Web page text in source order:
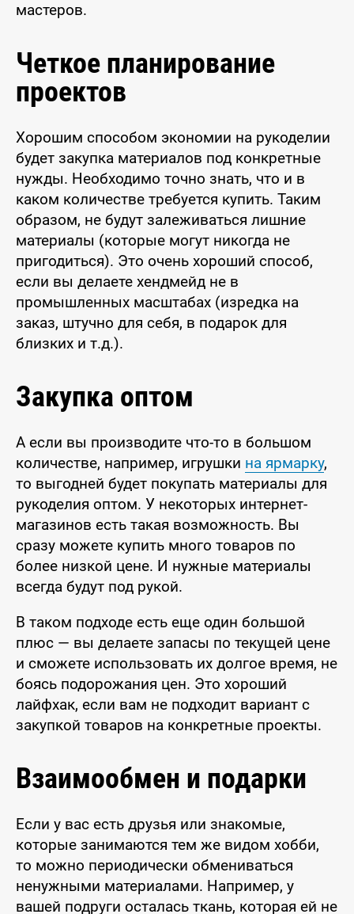
мастеров.
Четкое планирование
проектов
Хорошим способом экономии на рукоделии
будет закупка материалов под конкретные
нужды. Необходимо точно знать, что и в
каком количестве требуется купить. Таким
образом, не будут залеживаться лишние
материалы (которые могут никогда не
пригодиться). Это очень хороший способ,
если вы делаете хендмейд не в
промышленных масштабах (изредка на
заказ, штучно для себя, в подарок для
близких и т.д.).
Закупка оптом
А если вы производите что-то в большом
количестве, например, игрушки на ярмарку,
то выгодней будет покупать материалы для
рукоделия оптом. У некоторых интернет-
магазинов есть такая возможность. Вы
сразу можете купить много товаров по
более низкой цене. И нужные материалы
всегда будут под рукой.
В таком подходе есть еще один большой
плюс — вы делаете запасы по текущей цене
и сможете использовать их долгое время, не
боясь подорожания цен. Это хороший
лайфхак, если вам не подходит вариант с
закупкой товаров на конкретные проекты.
Взаимообмен и подарки
Если у вас есть друзья или знакомые,
которые занимаются тем же видом хобби,
то можно периодически обмениваться
ненужными материалами. Например, у
вашей подруги осталась ткань, которая ей не